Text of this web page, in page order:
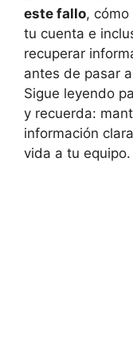
este fallo,
tu cuenta e
recuperar
antes de pasar
Sigue leyendo
y recuerda:
información
vida a tu equipo.